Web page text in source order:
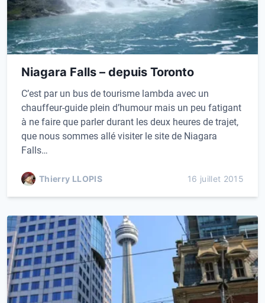
Niagara Falls – depuis Toronto
C’est par un bus de tourisme lambda avec un
chauffeur-guide plein d’humour mais un peu fatigant
à ne faire que parler durant les deux heures de trajet,
que nous sommes allé visiter le site de Niagara
Falls…
Thierry LLOPIS 16 juillet 2015